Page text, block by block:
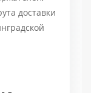
доставки